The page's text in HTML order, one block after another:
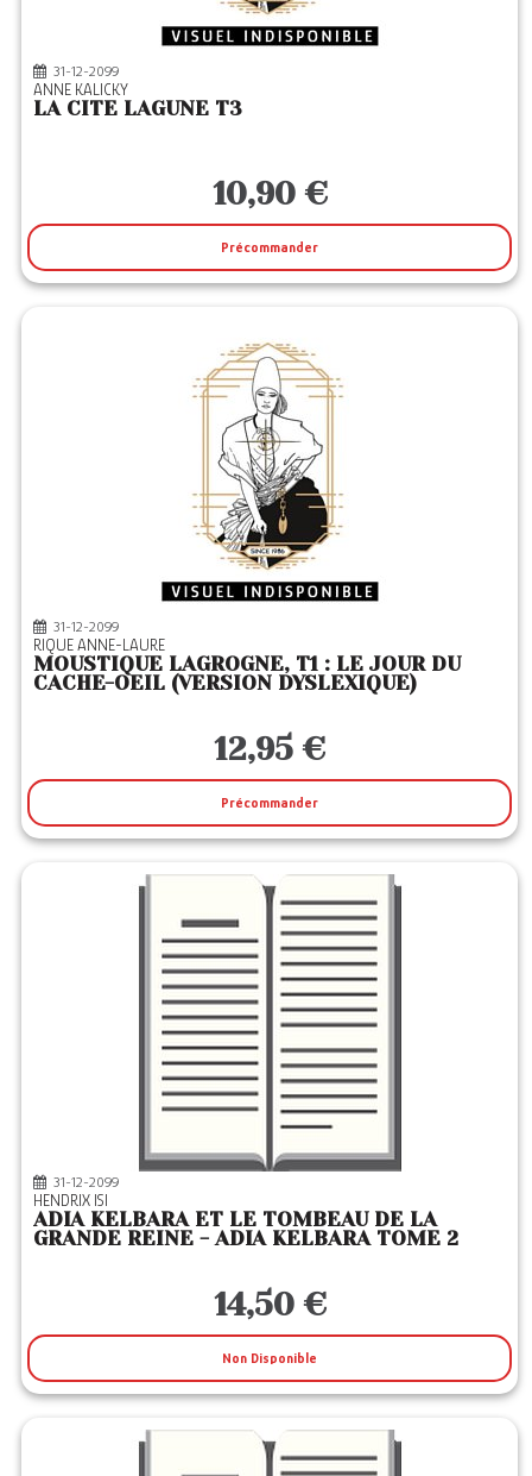
31-12-2099
ANNE KALICKY
LA CITE LAGUNE T3
10,90 €
Précommander
31-12-2099
RIQUE ANNE-LAURE
MOUSTIQUE LAGROGNE, T1 : LE JOUR DU
CACHE-OEIL (VERSION DYSLEXIQUE)
12,95 €
Précommander
31-12-2099
HENDRIX ISI
ADIA KELBARA ET LE TOMBEAU DE LA
GRANDE REINE - ADIA KELBARA TOME 2
14,50 €
Non Disponible